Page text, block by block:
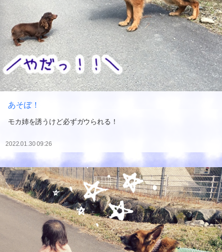
あそぼ！
モカ姉を誘うけど必ずガウられる！
2022.01.30 09:26